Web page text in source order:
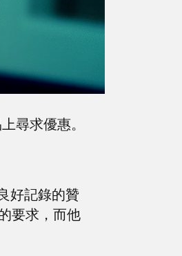
尋求優惠。
好記錄的贊
要求，而他